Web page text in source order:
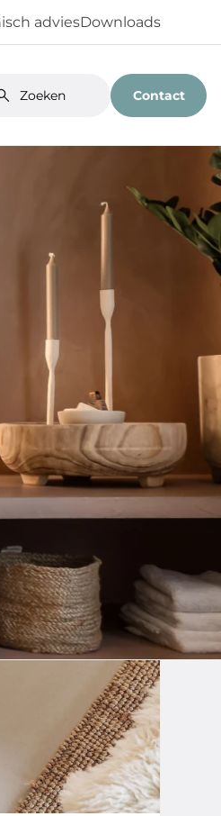
adviesDownloads
Contact